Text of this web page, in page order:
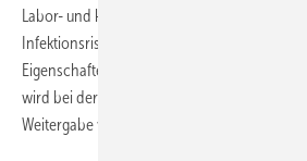
Labor- und klinische Studien haben gezeigt,
Infektionsrisiko vermindern können. Durch
Eigenschaften massiven Kupfers und
wird bei deren Einsatz gewährleistet, dass
Weitergabe von Keimen signifikant reduziert